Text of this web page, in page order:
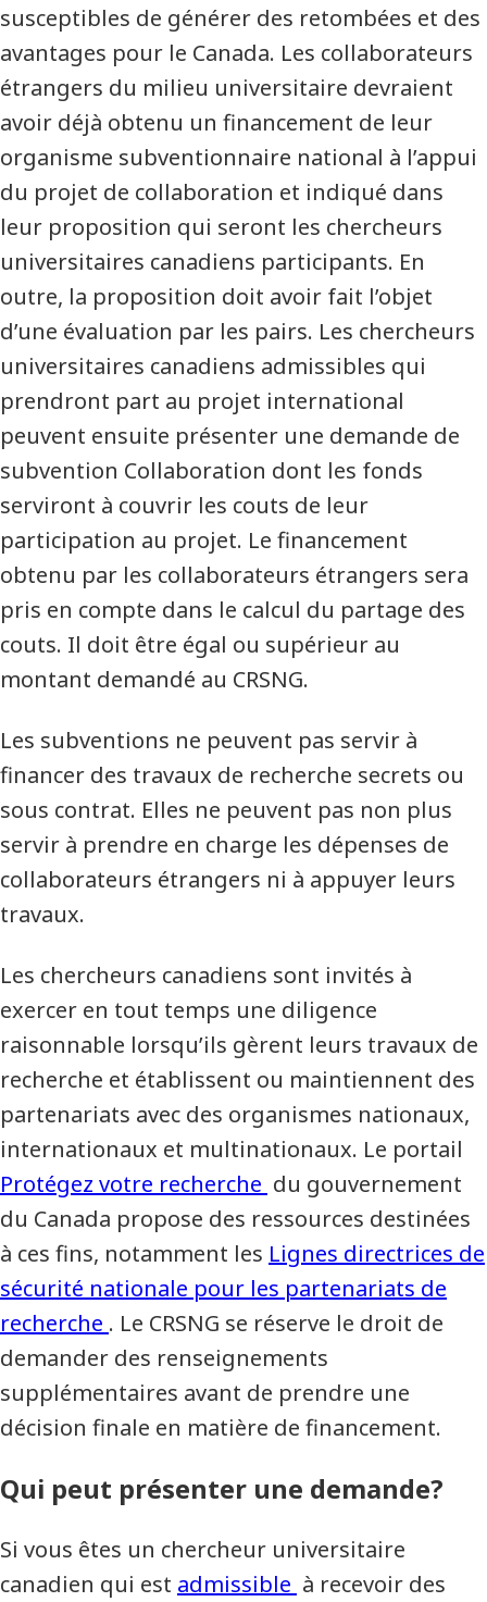
susceptibles de générer des retombées et des
avantages pour le Canada. Les collaborateurs
étrangers du milieu universitaire devraient
avoir déjà obtenu un financement de leur
organisme subventionnaire national à l’appui
du projet de collaboration et indiqué dans
leur proposition qui seront les chercheurs
universitaires canadiens participants. En
outre, la proposition doit avoir fait l’objet
d’une évaluation par les pairs. Les chercheurs
universitaires canadiens admissibles qui
prendront part au projet international
peuvent ensuite présenter une demande de
subvention Collaboration dont les fonds
serviront à couvrir les couts de leur
participation au projet. Le financement
obtenu par les collaborateurs étrangers sera
pris en compte dans le calcul du partage des
couts. Il doit être égal ou supérieur au
montant demandé au CRSNG.
Les subventions ne peuvent pas servir à
financer des travaux de recherche secrets ou
sous contrat. Elles ne peuvent pas non plus
servir à prendre en charge les dépenses de
collaborateurs étrangers ni à appuyer leurs
travaux.
Les chercheurs canadiens sont invités à
exercer en tout temps une diligence
raisonnable lorsqu’ils gèrent leurs travaux de
recherche et établissent ou maintiennent des
partenariats avec des organismes nationaux,
internationaux et multinationaux. Le portail
Protégez votre recherche du gouvernement
du Canada propose des ressources destinées
à ces fins, notamment les Lignes directrices de
sécurité nationale pour les partenariats de
recherche . Le CRSNG se réserve le droit de
demander des renseignements
supplémentaires avant de prendre une
décision finale en matière de financement.
Qui peut présenter une demande?
Si vous êtes un chercheur universitaire
canadien qui est admissible à recevoir des